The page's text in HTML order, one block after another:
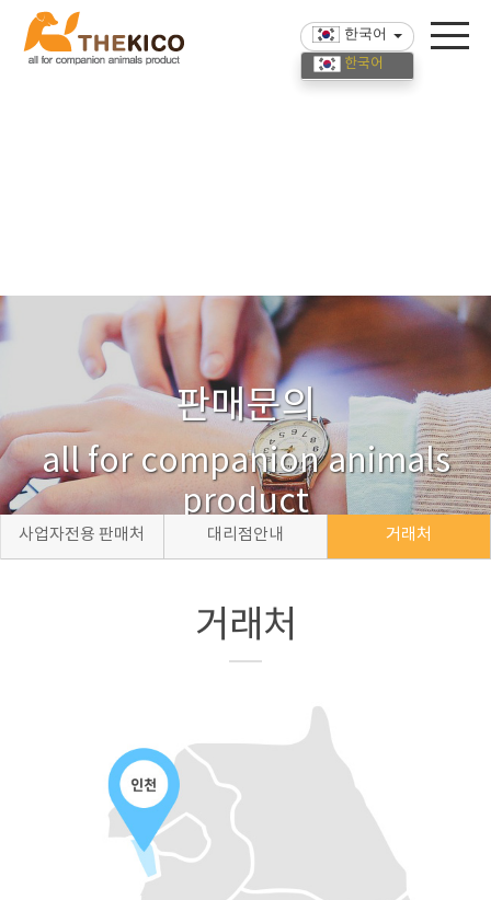
한국어
한국어
판매문의
all for companion animals
product
사업자전용 판매처 대리점안내 거래처
거래처